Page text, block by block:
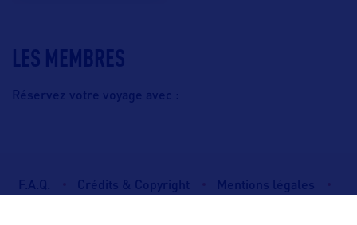
LES MEMBRES
Réservez votre voyage avec :
F.A.Q. Crédits & Copyright
Mentions légales